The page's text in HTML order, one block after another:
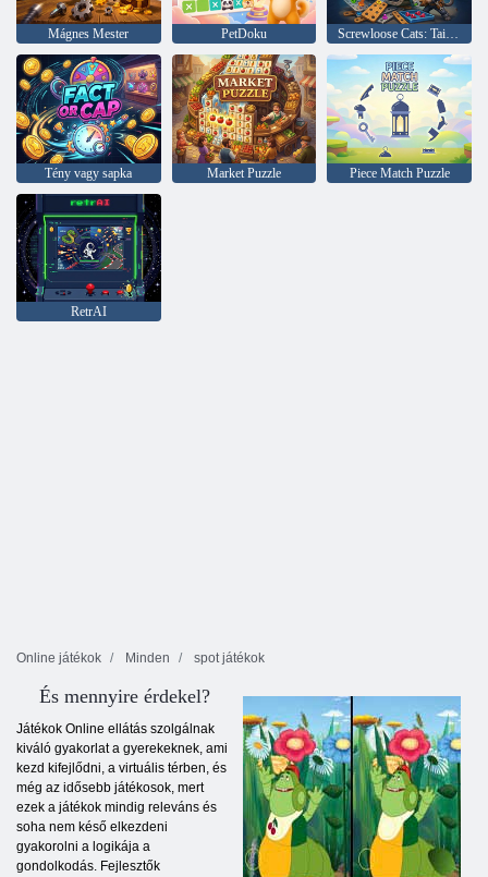
Mágnes Mester PetDoku Screwloose Cats: Tail Rescue
Tény vagy sapka Market Puzzle Piece Match Puzzle
RetrAI
Online játékok Minden spot játékok
És mennyire érdekel?
Játékok Online ellátás szolgálnak
kiváló gyakorlat a gyerekeknek, ami
kezd kifejlődni, a virtuális térben, és
még az idősebb játékosok, mert
ezek a játékok mindig releváns és
soha nem késő elkezdeni
gyakorolni a logikája a
gondolkodás. Fejlesztők